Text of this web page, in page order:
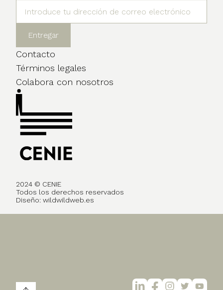
Contacto
Términos legales
Colabora con nosotros
2024 © CENIE
Todos los derechos reservados
Diseño: wildwildweb.es